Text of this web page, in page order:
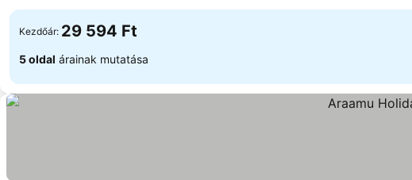
Kezdőár: 29 594 Ft
5 oldal árainak mutatása